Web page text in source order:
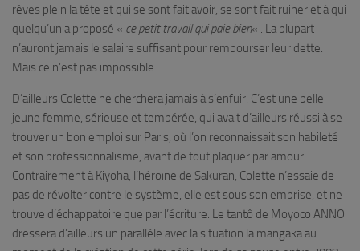
rêves plein la tête et qui se sont fait avoir, se sont fait ruiner et à qui
quelqu’un a proposé « ce petit travail qui paie bien« . La plupart
n’auront jamais le salaire suffisant pour rembourser leur dette.
Mais ce n’est pas impossible.
D’ailleurs Colette ne cherchera jamais à s’enfuir. C’est une belle
jeune femme, sérieuse et tempérée, qui avait d’ailleurs réussi à se
trouver un bon emploi sur Paris, où l’on reconnaissait son habileté
et son professionnalisme, avant de tout plaquer par amour.
Contrairement à Kiyoha, l’héroïne de Sakuran, Colette n’essaie de
pas de révolter contre le système, elle est sous son emprise, et ne
trouve d’échappatoire que par l’écriture. Le tantô de Moyoco ANNO
dressera d’ailleurs un parallèle avec la situation la mangaka au